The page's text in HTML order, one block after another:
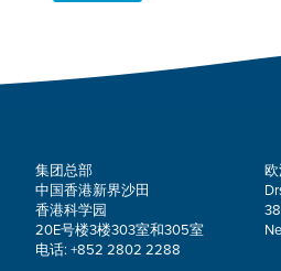
集团总部
中国香港新界沙田
香港科学园
20E号楼3楼303室和305室
电话: +852 2802 2288